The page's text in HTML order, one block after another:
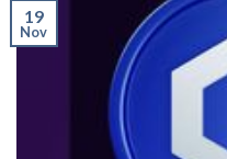
19
Nov